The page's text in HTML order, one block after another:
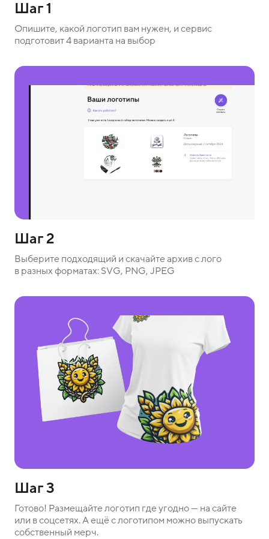
Шаг 1
Опишите, какой логотип вам нужен, и сервис
подготовит 4 варианта на выбор
Шаг 2
Выберите подходящий и скачайте архив с лого
в разных форматах: SVG, PNG, JPEG
Шаг 3
Готово! Размещайте логотип где угодно — на сайте
или в соцсетях. А ещё с логотипом можно выпускать
собственный мерч.